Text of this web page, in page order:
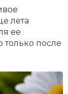
лета
ее
только после